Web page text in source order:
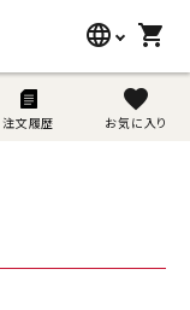
language shopping_cart
注文履歴
favorite
お気に入り
search